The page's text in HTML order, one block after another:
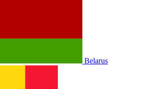
Belarus